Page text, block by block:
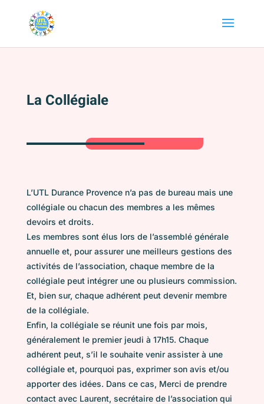
La Collégiale
L’UTL Durance Provence n’a pas de bureau mais une
collégiale ou chacun des membres a les mêmes
devoirs et droits.
Les membres sont élus lors de l’assemblé générale
annuelle et, pour assurer une meilleurs gestions des
activités de l’association, chaque membre de la
collégiale peut intégrer une ou plusieurs commission.
Et, bien sur, chaque adhérent peut devenir membre
de la collégiale.
Enfin, la collégiale se réunit une fois par mois,
généralement le premier jeudi à 17h15. Chaque
adhérent peut, s’il le souhaite venir assister à une
collégiale et, pourquoi pas, exprimer son avis et/ou
apporter des idées. Dans ce cas, Merci de prendre
contact avec Laurent, secrétaire de l’association qui